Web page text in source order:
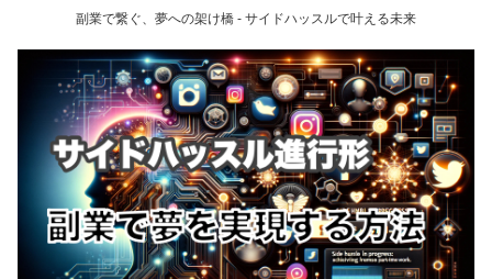
副業で繋ぐ、夢への架け橋 - サイドハッスルで叶える未来